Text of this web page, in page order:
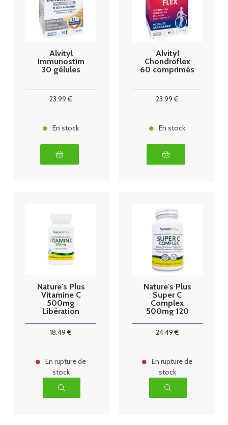
Alvityl
Immunostim
30 gélules
23.99 €
En stock
Alvityl
Chondroflex
60 comprimés
23.99 €
En stock
Nature's Plus
Vitamine C
500mg
Libération
comprimés
18.49 €
En rupture de
stock
Nature's Plus
Super C
Complex
500mg 120
24.49€
En rupture de
stock